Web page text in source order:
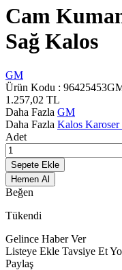
Cam
Sağ Kalos
GM
Ürün Kodu :
1.257,02 TL
Daha Fazla GM
Daha Fazla Kalos
Adet
Sepete Ekle
Hemen Al
Beğen
Tükendi
Gelince Haber Ver
Listeye Ekle Tavsiye Et
Paylaş